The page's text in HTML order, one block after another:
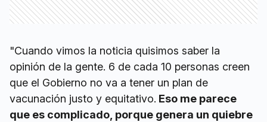
"Cuando vimos la noticia quisimos saber la
opinión de la gente. 6 de cada 10 personas creen
que el Gobierno no va a tener un plan de
vacunación justo y equitativo. Eso me parece
que es complicado, porque genera un quiebre